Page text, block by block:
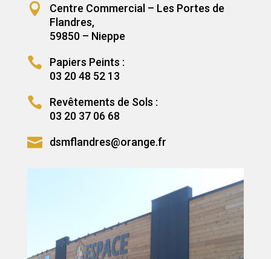

Centre Commercial – Les Portes de
Flandres,
59850 – Nieppe

Papiers Peints :
03 20 48 52 13

Revêtements de Sols :
03 20 37 06 68
 dsmflandres@orange.fr